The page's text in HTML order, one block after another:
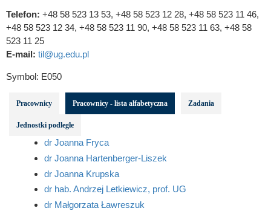
Telefon: +48 58 523 13 53, +48 58 523 12 28, +48 58 523 11 46,
+48 58 523 12 34, +48 58 523 11 90, +48 58 523 11 63, +48 58
523 11 25
E-mail: til@ug.edu.pl
Symbol: E050
Pracownicy Pracownicy - lista alfabetyczna Zadania
Jednostki podległe
dr Joanna Fryca
dr Joanna Hartenberger-Liszek
dr Joanna Krupska
dr hab. Andrzej Letkiewicz, prof. UG
dr Małgorzata Ławreszuk